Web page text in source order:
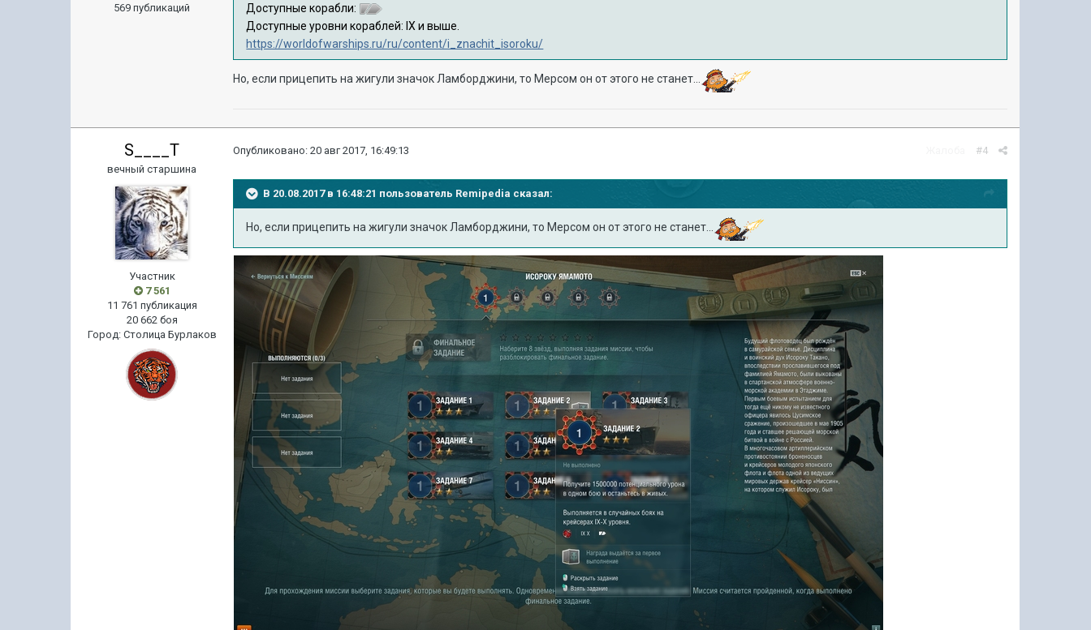
569 публикаций
Доступные корабли:
Доступные уровни кораблей: IX и выше.
https://worldofwarships.ru/ru/content/i_znachit_isoroku/
Но, если прицепить на жигули значок Ламборджини, то Мерсом он от этого не станет...
S____T
вечный старшина
Участник
7 561
11 761 публикация
20 662 боя
Город: Столица Бурлаков
#4
Опубликовано:20 авг 2017, 16:49:13
В 20.08.2017 в 16:48:21 пользователь Remipedia сказал:
Но, если прицепить на жигули значок Ламборджини, то Мерсом он от этого не станет...